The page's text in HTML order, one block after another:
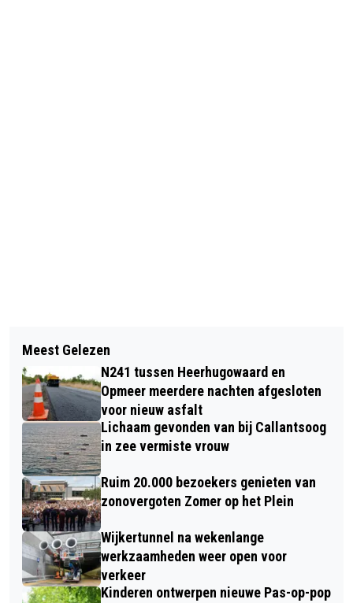
25 BOOMBAKKEN SIEREN DE ROUTE
VAN STATION NAAR BINNENSTAD
JONG WIELERTALENT KRIJGT MET
RABO DIKKE BANDEN RACE EIGEN
PODIUM TIJDENS OLYMPIA’S TOUR IN
ALKMAAR
Meest Gelezen
N241 tussen Heerhugowaard en
Opmeer meerdere nachten afgesloten
voor nieuw asfalt
Lichaam gevonden van bij Callantsoog
in zee vermiste vrouw
Ruim 20.000 bezoekers genieten van
zonovergoten Zomer op het Plein
Wijkertunnel na wekenlange
werkzaamheden weer open voor
verkeer
Kinderen ontwerpen nieuwe Pas-op-pop